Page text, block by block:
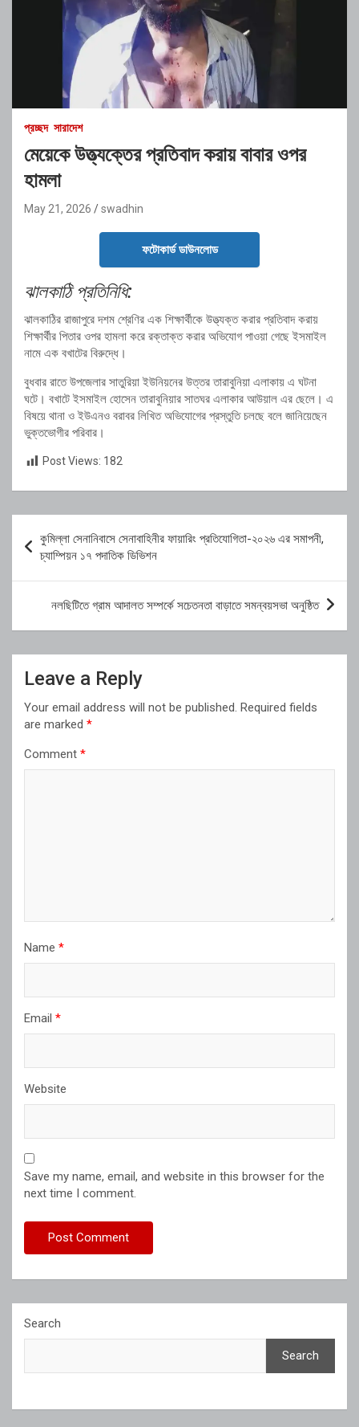
প্রচ্ছদ সারাদেশ
মেয়েকে উত্ত্যক্তের প্রতিবাদ করায় বাবার ওপর
হামলা
May 21, 2026 swadhin
ফটোকার্ড ডাউনলোড
ঝালকাঠি প্রতিনিধি:
ঝালকাঠির রাজাপুরে দশম শ্রেণির এক শিক্ষার্থীকে উত্ত্যক্ত করার প্রতিবাদ করায়
শিক্ষার্থীর পিতার ওপর হামলা করে রক্তাক্ত করার অভিযোগ পাওয়া গেছে ইসমাইল
নামে এক বখাটের বিরুদ্ধে।
বুধবার রাতে উপজেলার সাতুরিয়া ইউনিয়নের উত্তর তারাবুনিয়া এলাকায় এ ঘটনা
ঘটে। বখাটে ইসমাইল হোসেন তারাবুনিয়ার সাতঘর এলাকার আউয়াল এর ছেলে। এ
বিষয়ে থানা ও ইউএনও বরাবর লিখিত অভিযোগের প্রস্তুতি চলছে বলে জানিয়েছেন
ভুক্তভোগীর পরিবার।
Post Views: 182
navigation
কুমিল্লা সেনানিবাসে সেনাবাহিনীর ফায়ারিং প্রতিযোগিতা-২০২৬ এর সমাপনী,
চ্যাম্পিয়ন ১৭ পদাতিক ডিভিশন
নলছিটিতে গ্রাম আদালত সম্পর্কে সচেতনতা বাড়াতে সমন্বয়সভা অনুষ্ঠিত
Leave a Reply
Your email address will not be published. Required fields
are marked *
Comment *
Name *
Email *
Website
Save my name, email, and website in this browser for the
next time I comment.
Search
Search